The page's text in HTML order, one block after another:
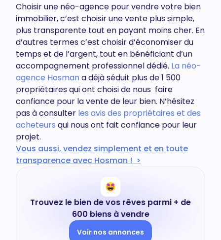
Choisir une néo-agence pour vendre votre bien
immobilier, c’est choisir une vente plus simple,
plus transparente tout en payant moins cher. En
d’autres termes c’est choisir d’économiser du
temps et de l’argent, tout en bénéficiant d’un
accompagnement professionnel dédié. La néo-
agence Hosmana déjà séduit plus de 1 500
propriétaires qui ont choisi de nous faire
confiance pour la vente de leur bien. N’hésitez
pas à consulter les avis des propriétaires et des
acheteurs qui nous ont fait confiance pour leur
projet.
Vous aussi, vendez simplement et en toute
transparence avec Hosman ! >
Trouvez le bien de vos rêves parmi + de
600 biens à vendre
Voir nos annonces